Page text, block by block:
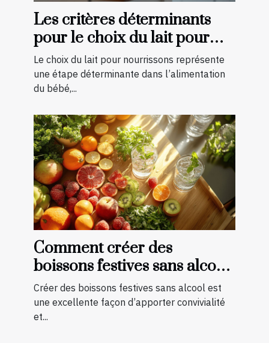
Les critères déterminants
pour le choix du lait pour
nourrissons
Le choix du lait pour nourrissons représente
une étape déterminante dans l’alimentation
du bébé,...
Comment créer des
boissons festives sans alcool
pour toutes les saisons
Créer des boissons festives sans alcool est
une excellente façon d’apporter convivialité
et...